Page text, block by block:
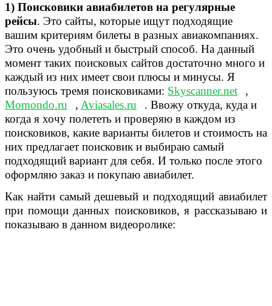
1) Поисковики авиабилетов на регулярные
рейсы. Это сайты, которые ищут подходящие
вашим критериям билеты в разных авиакомпаниях.
Это очень удобный и быстрый способ. На данный
момент таких поисковых сайтов достаточно много и
каждый из них имеет свои плюсы и минусы. Я
пользуюсь тремя поисковиками: Skyscanner.net
,
Momondo.ru
, Aviasales.ru
. Ввожу откуда, куда и
когда я хочу полететь и проверяю в каждом из
поисковиков, какие варианты билетов и стоимость на
них предлагает поисковик и выбираю самый
подходящий вариант для себя. И только после этого
оформляю заказ и покупаю авиабилет.
Как найти самый дешевый и подходящий авиабилет
при помощи данных поисковиков, я рассказываю и
показываю в данном видеоролике: